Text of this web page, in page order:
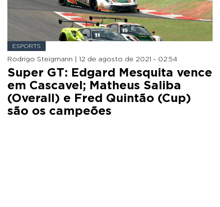
ESPORTS
Rodrigo Steigmann | 12 de agosto de 2021 - 02:54
Super GT: Edgard Mesquita vence
em Cascavel; Matheus Saliba
(Overall) e Fred Quintão (Cup)
são os campeões